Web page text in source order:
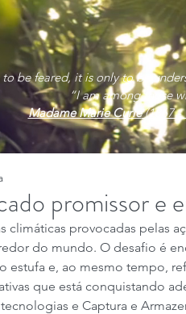
promissor e
climáticas provocadas pelas
do mundo. O desafio é
estufa e, ao mesmo tempo,
que está conquistando
e Captura e
be feared, it is only to be
“I am among those
Madame Marie Curie(1867 -